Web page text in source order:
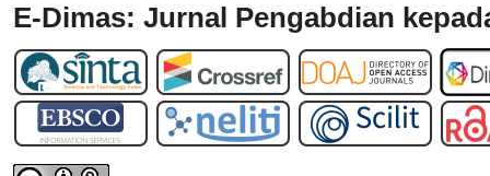
E-Dimas: Jurnal Pengabdian